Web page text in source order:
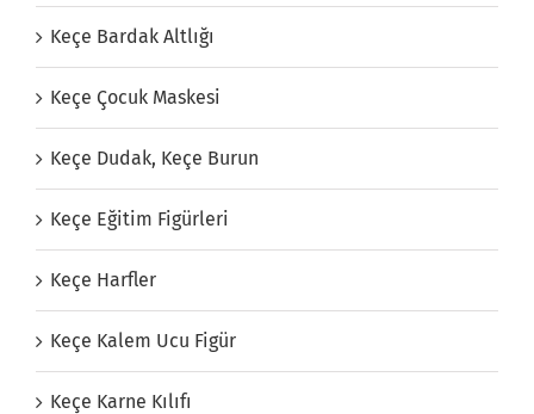
Keçe Bardak Altlığı
Keçe Çocuk Maskesi
Keçe Dudak, Keçe Burun
Keçe Eğitim Figürleri
Keçe Harfler
Keçe Kalem Ucu Figür
Keçe Karne Kılıfı